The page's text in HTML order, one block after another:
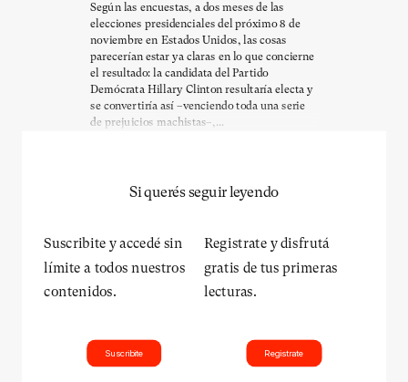
Según las encuestas, a dos meses de las
elecciones presidenciales del próximo 8 de
noviembre en Estados Unidos, las cosas
parecerían estar ya claras en lo que concierne
el resultado: la candidata del Partido
Demócrata Hillary Clinton resultaría electa y
se convertiría así –venciendo toda una serie
de prejuicios machistas–,...
Si querés seguir leyendo
Suscribite y accedé sin
límite a todos nuestros
contenidos.
Suscribite
Registrate y disfrutá
gratis de tus primeras
lecturas.
Registrate